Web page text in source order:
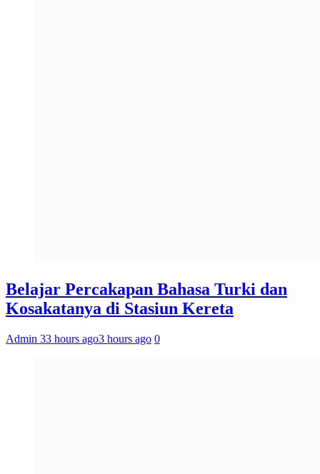
Belajar Percakapan Bahasa Turki dan
Kosakatanya di Stasiun Kereta
Admin 33 hours ago3 hours ago 0